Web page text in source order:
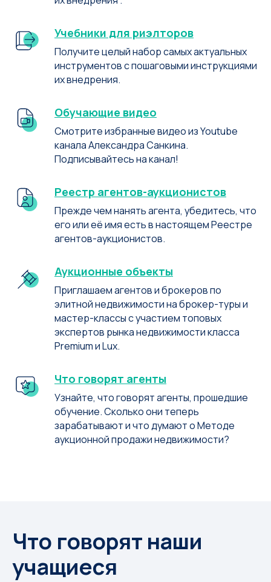
Учебники для риэлторов
Получите целый набор самых актуальных
инструментов с пошаговыми инструкциями
их внедрения.
Обучающие видео
Смотрите избранные видео из Youtube
канала Александра Санкина.
Подписывайтесь на канал!
Реестр агентов-аукционистов
Прежде чем нанять агента, убедитесь, что
его или её имя есть в настоящем Реестре
агентов-аукционистов.
Аукционные объекты
Приглашаем агентов и брокеров по
элитной недвижимости на брокер-туры и
мастер-классы с участием топовых
экспертов рынка недвижимости класса
Premium и Lux.
Что говорят агенты
Узнайте, что говорят агенты, прошедшие
обучение. Сколько они теперь
зарабатывают и что думают о Методе
аукционной продажи недвижимости?
Что говорят наши
учащиеся